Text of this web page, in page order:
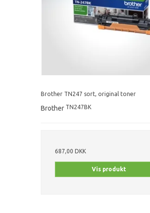
Brother TN247 sort, original toner
Brother TN247BK
687,00 DKK
Vis produkt